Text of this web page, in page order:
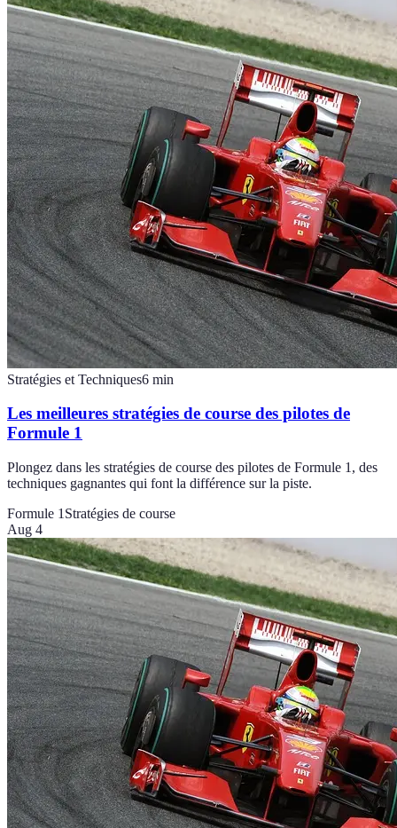
Stratégies et Techniques6 min
Les meilleures stratégies de course des pilotes de
Formule 1
Plongez dans les stratégies de course des pilotes de Formule 1, des
techniques gagnantes qui font la différence sur la piste.
Formule 1 Stratégies de course
Aug 4